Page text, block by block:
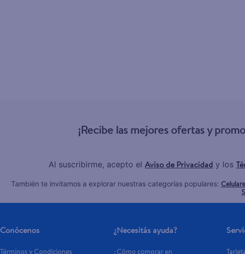
¡Recibe las mejores ofertas y
Al suscribirme, acepto el Aviso de Privacidad y los
También te invitamos a explorar nuestras categorías populares:
Conócenos
Términos y Condiciones
¿Necesitás ayuda?
¿Cómo comprar en